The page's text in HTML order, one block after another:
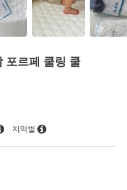
포르페 쿨링 쿨
지역별